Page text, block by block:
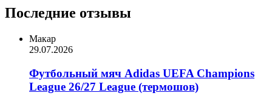
Последние отзывы
Макар
29.07.2026
Футбольный мяч Adidas UEFA Champions
League 26/27 League (термошов)